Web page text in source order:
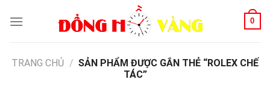
0
TRANG CHỦ / SẢN PHẨM ĐƯỢC GẮN THẺ “ROLEX CHẾ
TÁC”